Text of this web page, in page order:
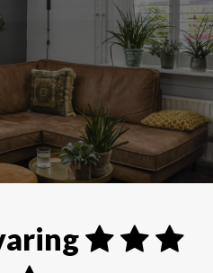
zoals shutters,